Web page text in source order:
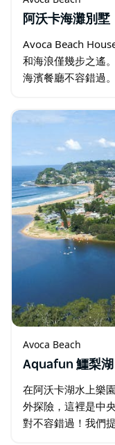
阿沃卡海灘別墅
Avoca Beach
和海浪僅幾步之遙
海濱餐廳不容錯過
180…
Avoca Beach
Aquafun 鱷梨湖
在阿沃卡湖水上樂
外探險，這裡是中
對不容錯過！我們